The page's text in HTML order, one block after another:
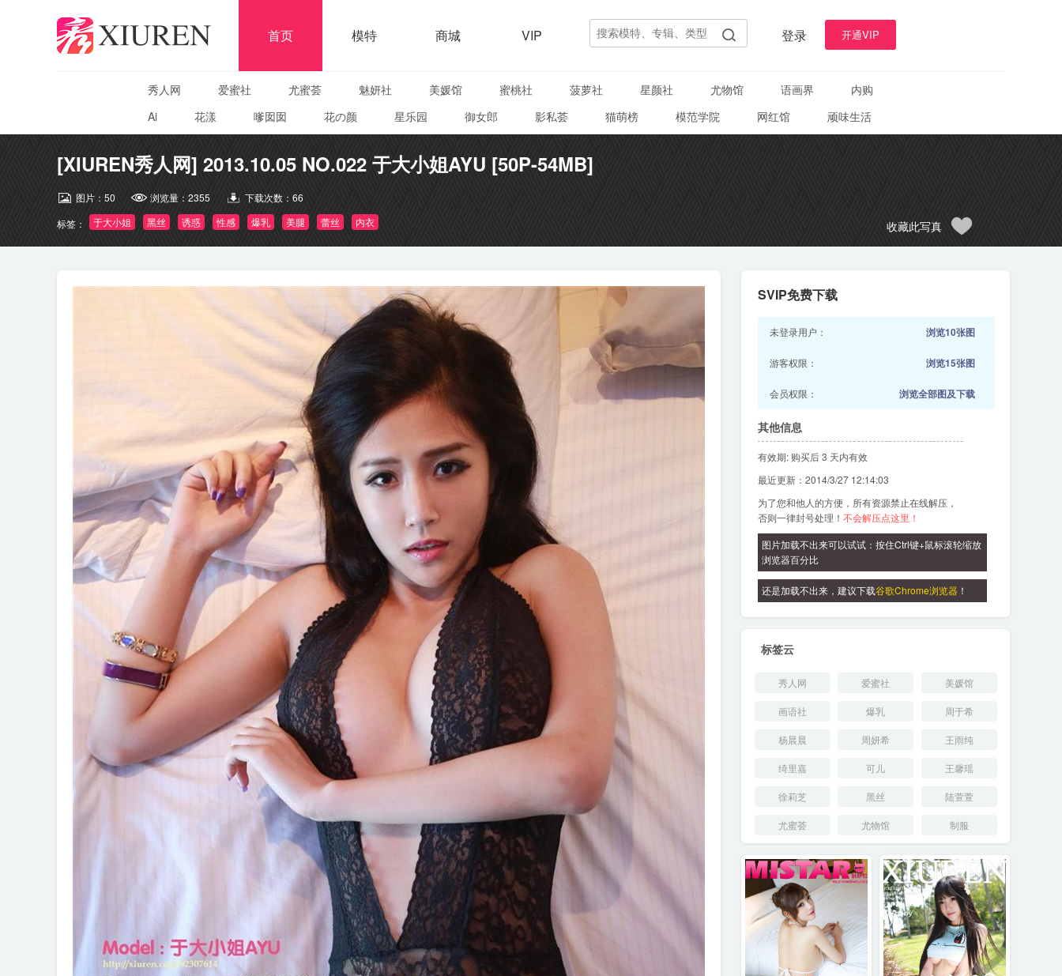
首页 模特 商城 VIP 登录 开通VIP
秀人网 爱蜜社 尤蜜荟 魅妍社 美媛馆 蜜桃社 菠萝社 星颜社 尤物馆 语画界
内购
Ai
花漾 嗲囡囡 花の颜 星乐园 御女郎 影私荟 猫萌榜 模范学院 网红馆 顽味生活
[XIUREN秀人网] 2013.10.05 NO.022 于大小姐AYU [50P-54MB]
图片： 50 浏览量： 2355 下载次数： 66
标签：
于大小姐 黑丝 诱惑 性感 爆乳 美腿 蕾丝 内衣 收藏此写真
SVIP免费下载
未登录用户： 浏览10张图
游客权限： 浏览15张图
会员权限： 浏览全部图及下载
其他信息
有效期: 购买后 3 天内有效
最近更新：2014/3/27 12:14:03
为了您和他人的方便，所有资源禁止在线解压，
否则一律封号处理！ 不会解压点这里！
图片加载不出来可以试试：按住Ctrl键+鼠标滚轮缩放
浏览器百分比
还是加载不出来，建议下载谷歌Chrome浏览器 ！
标签云
秀人网 爱蜜社 美媛馆
画语社 爆乳 周于希
杨晨晨 周妍希 王雨纯
绮里嘉 可儿 王馨瑶
徐莉芝 黑丝 陆萱萱
尤蜜荟 尤物馆 制服